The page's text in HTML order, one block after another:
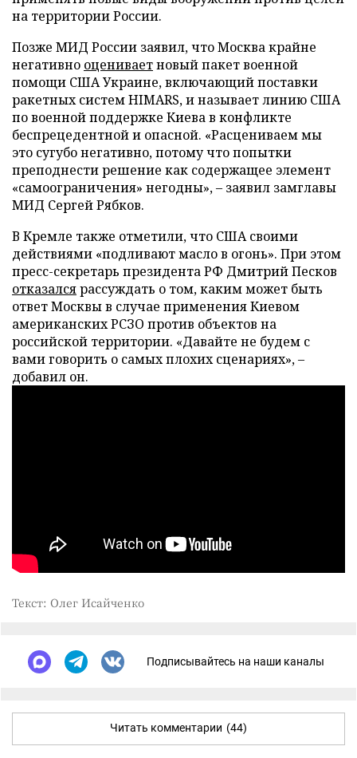
на территории России.
Позже МИД России заявил, что Москва крайне
негативно оцениваетновый пакет военной
помощи США Украине, включающий поставки
ракетных систем HIMARS, и называет линию США
по военной поддержке Киева в конфликте
беспрецедентной и опасной. «Расцениваем мы
это сугубо негативно, потому что попытки
преподнести решение как содержащее элемент
«самоограничения» негодны», – заявил замглавы
МИД Сергей Рябков.
В Кремле также отметили, что США своими
действиями «подливают масло в огонь». При этом
пресс-секретарь президента РФ Дмитрий Песков
отказалсярассуждать о том, каким может быть
ответ Москвы в случае применения Киевом
американских РСЗО против объектов на
российской территории. «Давайте не будем с
вами говорить о самых плохих сценариях», –
добавил он.
Текст: Олег Исайченко
Подписывайтесь на наши каналы
Читать комментарии (44)